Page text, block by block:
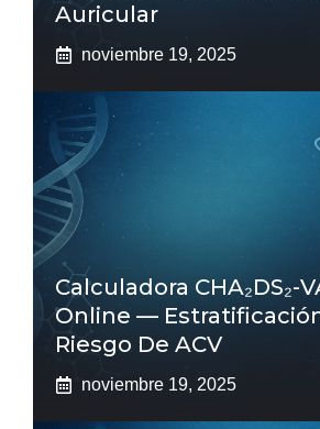
Auricular
noviembre 19, 2025
Calculadora CHA₂DS₂-
Online —
Riesgo De ACV
noviembre 19, 2025